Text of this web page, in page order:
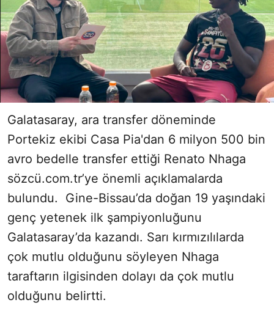
Galatasaray, ara transfer döneminde
Portekiz ekibi Casa Pia'dan 6 milyon 500 bin
avro bedelle transfer ettiği Renato Nhaga
sözcü.com.tr’ye önemli açıklamalarda
bulundu. Gine-Bissau’da doğan 19 yaşındaki
genç yetenek ilk şampiyonluğunu
Galatasaray’da kazandı. Sarı kırmızılılarda
çok mutlu olduğunu söyleyen Nhaga
taraftarın ilgisinden dolayı da çok mutlu
olduğunu belirtti.